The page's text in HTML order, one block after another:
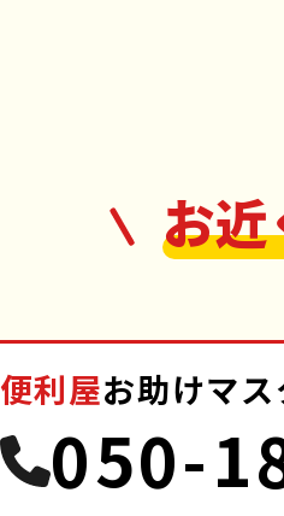
お
便利屋お助けマス
050-